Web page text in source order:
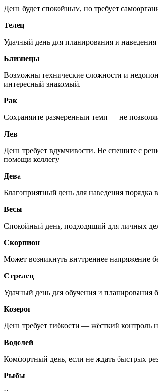
День будет спокойным, но требует
Телец
Удачный день для планирования и
Близнецы
Возможны технические сложности и
интересный знакомый.
Рак
Сохраняйте размеренный темп — не
Лев
День требует вдумчивости. Не спешите с
помощи коллегу.
Дева
Благоприятный день для наведения порядка
Весы
Спокойный день, подходящий для личных
Скорпион
Может возникнуть внутреннее напряжение
Стрелец
Удачный день для обучения и планирования
Козерог
День требует гибкости — жёсткий контроль
Водолей
Комфортный день, если не ждать быстрых
Рыбы